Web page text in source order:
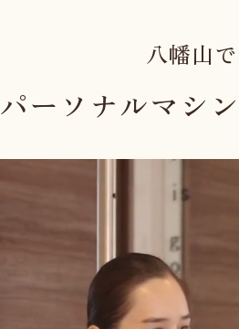
八幡山
パーソナルマシ